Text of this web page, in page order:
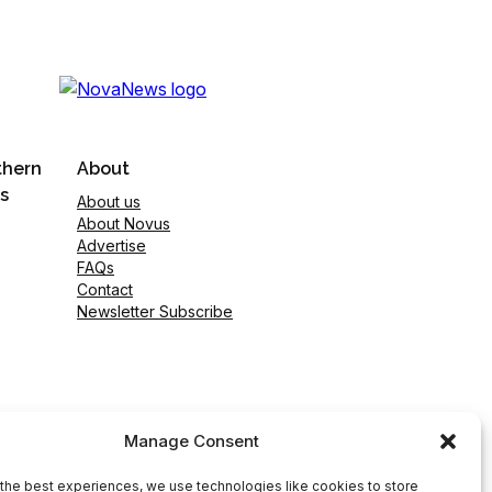
Manage Consent
best experiences, we use technologies like cookies to store
About
About us
About Novus
Advertise
FAQs
Contact
Newsletter Subscribe